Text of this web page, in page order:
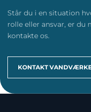
Står du i en situation
rolle eller ansvar, er du
kontakte os.
KONTAKT